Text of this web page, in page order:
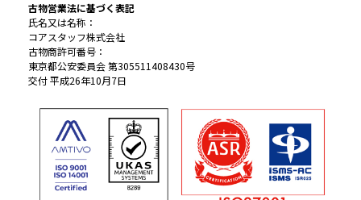
古物営業法に基づく表記
氏名又は名称：
コアスタッフ株式会社
古物商許可番号：
東京都公安委員会 第305511408430号
交付 平成26年10月7日